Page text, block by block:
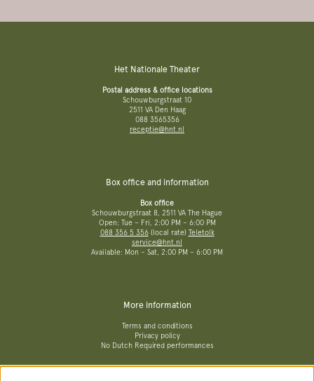
Het Nationale Theater
Postal address & office locations
Schouwburgstraat 10
2511 VA Den Haag
088 3565356
receptie@hnt.nl
Box office and information
Box office
Schouwburgstraat 8, 2511 VA The Hague
Open: Tue – Fri, 2:00 PM – 6:00 PM
088 356 5 356(local rate) Teletolk
service@hnt.nl
Available: Mon – Sat, 2:00 PM – 6:00 PM
More information
Terms and conditions
Privacy policy
No Dutch Required performances